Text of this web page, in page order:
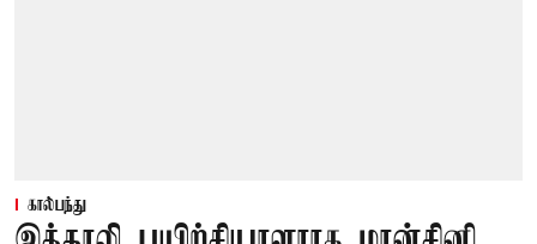
கால்பந்து